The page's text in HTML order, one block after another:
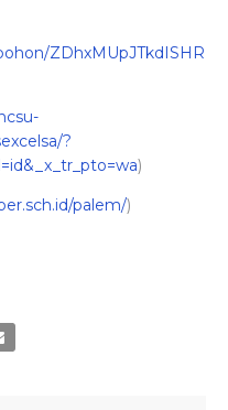
ZDhxMUpJTkdISHR
?
)
palem/)